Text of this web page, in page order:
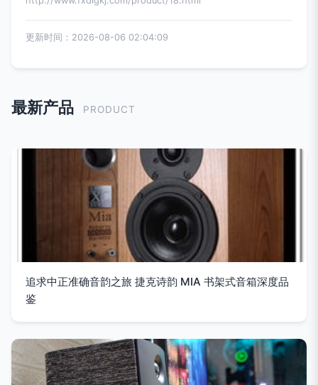
更新时间：2026-08-06 02:04:09
最新产品 PRODUCT
追求中正准确音韵之旅 捷克诗韵 MIA 书架式音箱深度品
鉴